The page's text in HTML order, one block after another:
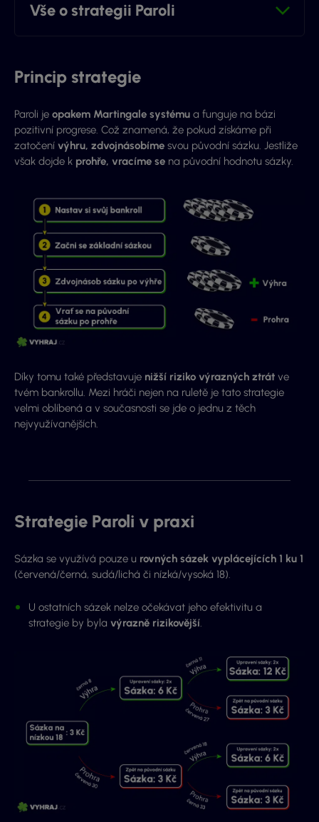
Vše o strategii Paroli
Princip strategie
Paroli je opakem Martingale systému a funguje na bázi
pozitivní progrese. Což znamená, že pokud získáme při
zatočení výhru, zdvojnásobíme svou původní sázku. Jestliže
však dojde k prohře, vracíme se na původní hodnotu sázky.
Díky tomu také představuje nižší riziko výrazných ztrát ve
tvém bankrollu. Mezi hráči nejen na ruletě je tato strategie
velmi oblíbená a v současnosti se jde o jednu z těch
nejvyužívanějších.
Strategie Paroli v praxi
Sázka se využívá pouze u rovných sázek vyplácejících 1 ku 1
(červená/černá, sudá/lichá či nízká/vysoká 18).
U ostatních sázek nelze očekávat jeho efektivitu a
strategie by byla výrazně rizikovější.